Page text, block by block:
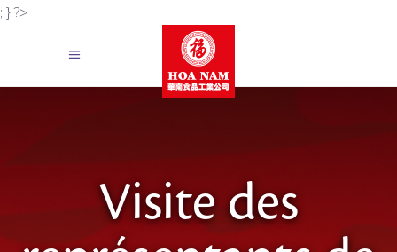
; } ?>
Visite des